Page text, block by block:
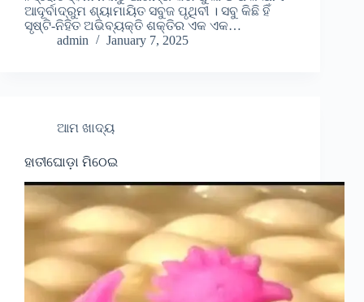
ଆଦୂର୍ବାଦ୍ରୁମ ଶ୍ୟାମାୟିତ ସବୁଜ ପୃଥିବୀ । ସବୁ କିଛି ହିଁ
ସୃଷ୍ଟି-ନିହିତ ଅଭିବ୍ୟକ୍ତି ଶକ୍ତିର ଏକ ଏକ…
admin
January 7, 2025
ଆମ ଖାଦ୍ୟ
ହାତୀଘୋଡ଼ା ମିଠେଇ